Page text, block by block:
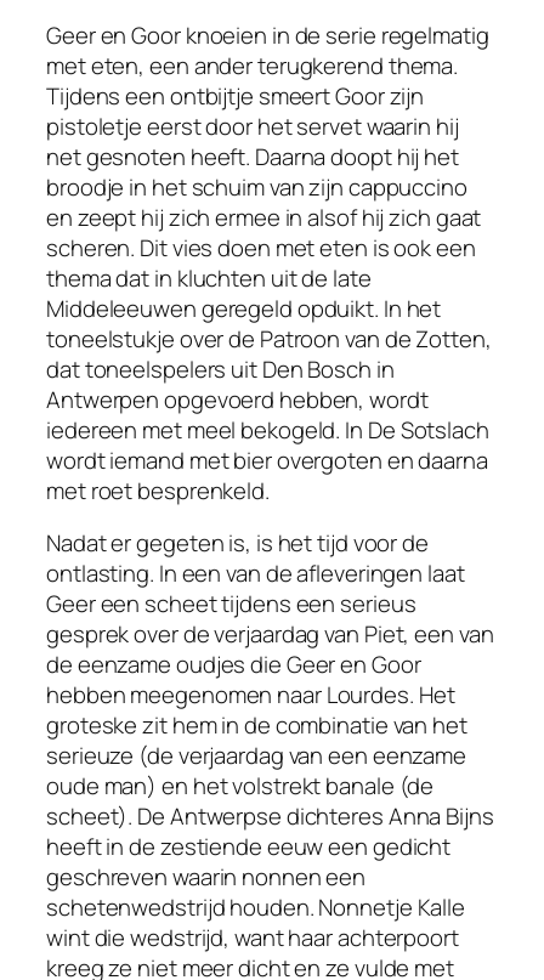
Geer en Goor knoeien in de serie regelmatig
met eten, een ander terugkerend thema.
Tijdens een ontbijtje smeert Goor zijn
pistoletje eerst door het servet waarin hij
net gesnoten heeft. Daarna doopt hij het
broodje in het schuim van zijn cappuccino
en zeept hij zich ermee in alsof hij zich gaat
scheren. Dit vies doen met eten is ook een
thema dat in kluchten uit de late
Middeleeuwen geregeld opduikt. In het
toneelstukje over de Patroon van de Zotten,
dat toneelspelers uit Den Bosch in
Antwerpen opgevoerd hebben, wordt
iedereen met meel bekogeld. In De Sotslach
wordt iemand met bier overgoten en daarna
met roet besprenkeld.
Nadat er gegeten is, is het tijd voor de
ontlasting. In een van de afleveringen laat
Geer een scheet tijdens een serieus
gesprek over de verjaardag van Piet, een van
de eenzame oudjes die Geer en Goor
hebben meegenomen naar Lourdes. Het
groteske zit hem in de combinatie van het
serieuze (de verjaardag van een eenzame
oude man) en het volstrekt banale (de
scheet). De Antwerpse dichteres Anna Bijns
heeft in de zestiende eeuw een gedicht
geschreven waarin nonnen een
schetenwedstrijd houden. Nonnetje Kalle
wint die wedstrijd, want haar achterpoort
kreeg ze niet meer dicht en ze vulde met